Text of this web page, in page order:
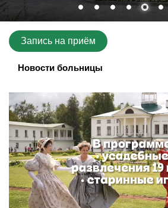
Запись на приём
Новости больницы